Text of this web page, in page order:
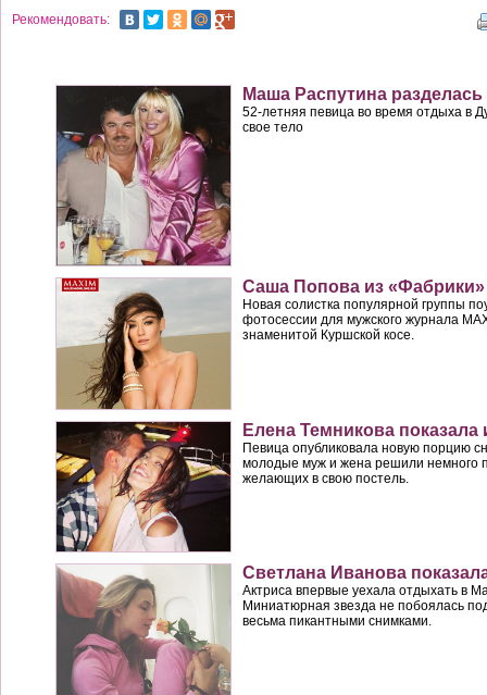
Рекомендовать:
Маша Распутина разделась
52-летняя певица во время отдыха в
свое тело
Саша Попова из «Фабрики»
Новая солистка популярной группы
фотосессии для мужского журнала
знаменитой Куршской косе.
Елена Темникова
Певица опубликовала новую порцию
молодые муж и жена решили немного
желающих в свою постель.
Светлана Иванова
Актриса впервые уехала отдыхать в
Миниатюрная звезда не побоялась
весьма пикантными снимками.